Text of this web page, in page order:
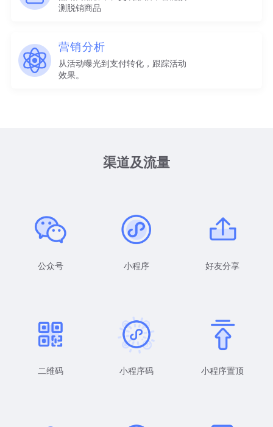
测脱销商品
营销分析
从活动曝光到支付转化，跟踪活动
效果。
渠道及流量
公众号 小程序 好友分享
二维码 小程序码 小程序置顶